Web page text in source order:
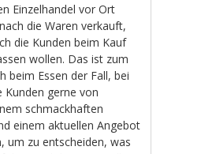
Einzelhandel vor Ort
die Waren verkauft,
die Kunden beim Kauf
wollen. Das ist zum
beim Essen der Fall, bei
Kunden gerne von
schmackhaften
einem aktuellen Angebot
um zu entscheiden, was